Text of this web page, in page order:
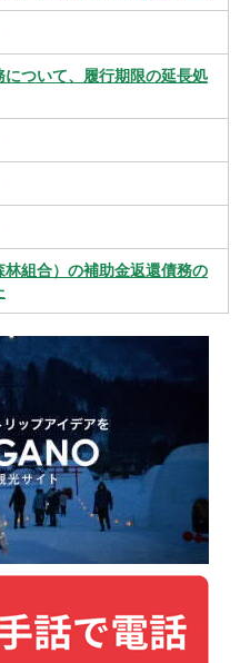
ついて、履行期限の延長処
組合）の補助金返還債務の